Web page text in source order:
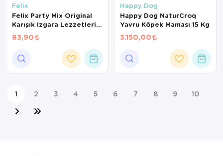
Felix
Felix Party Mix Original
Karışık Izgara Lezzetleri
Kedi Ödül Maması 60 Gr
83,90
Happy Dog
Happy Dog NaturCroq
Yavru Köpek Maması 15 Kg
3.150,00
1 2 3 4 5 6 7 8 9 10